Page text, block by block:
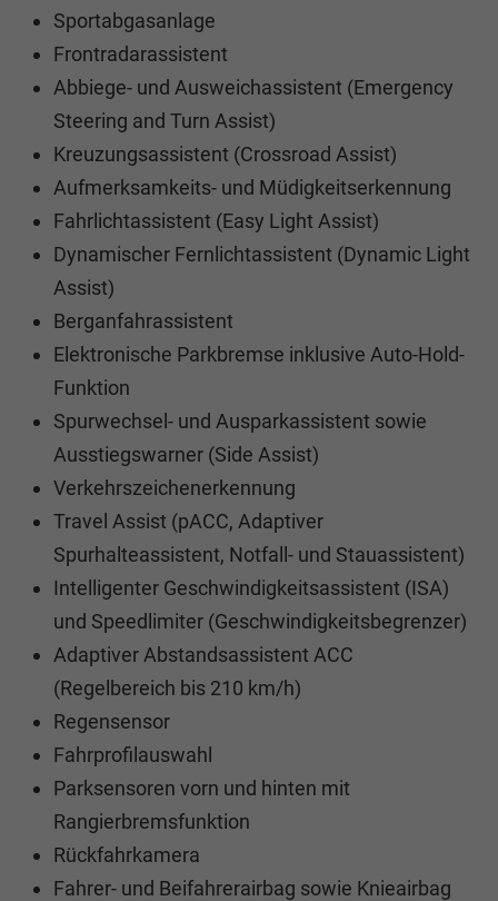
Sportabgasanlage
Frontradarassistent
Abbiege- und Ausweichassistent (Emergency
Steering and Turn Assist)
Kreuzungsassistent (Crossroad Assist)
Aufmerksamkeits- und Müdigkeitserkennung
Fahrlichtassistent (Easy Light Assist)
Dynamischer Fernlichtassistent (Dynamic Light
Assist)
Berganfahrassistent
Elektronische Parkbremse inklusive Auto-Hold-
Funktion
Spurwechsel- und Ausparkassistent sowie
Ausstiegswarner (Side Assist)
Verkehrszeichenerkennung
Travel Assist (pACC, Adaptiver
Spurhalteassistent, Notfall- und Stauassistent)
Intelligenter Geschwindigkeitsassistent (ISA)
und Speedlimiter (Geschwindigkeitsbegrenzer)
Adaptiver Abstandsassistent ACC
(Regelbereich bis 210 km/h)
Regensensor
Fahrprofilauswahl
Parksensoren vorn und hinten mit
Rangierbremsfunktion
Rückfahrkamera
Fahrer- und Beifahrerairbag sowie Knieairbag